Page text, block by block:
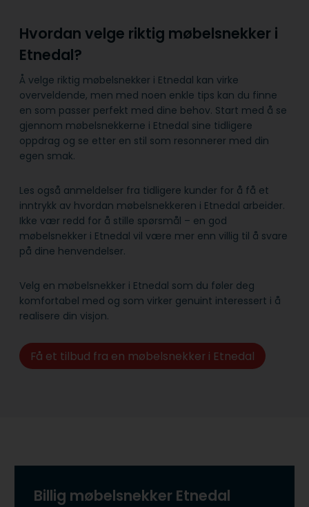
Hvordan velge riktig møbelsnekker i
Etnedal?
Å velge riktig møbelsnekker i Etnedal kan virke
overveldende, men med noen enkle tips kan du finne
en som passer perfekt med dine behov. Start med å se
gjennom møbelsnekkerne i Etnedal sine tidligere
oppdrag og se etter en stil som resonnerer med din
egen smak.
Les også anmeldelser fra tidligere kunder for å få et
inntrykk av hvordan møbelsnekkeren i Etnedal arbeider.
Ikke vær redd for å stille spørsmål – en god
møbelsnekker i Etnedal vil være mer enn villig til å svare
på dine henvendelser.
Velg en møbelsnekker i Etnedal som du føler deg
komfortabel med og som virker genuint interessert i å
realisere din visjon.
Få et tilbud fra en møbelsnekker i Etnedal
Billig møbelsnekker Etnedal